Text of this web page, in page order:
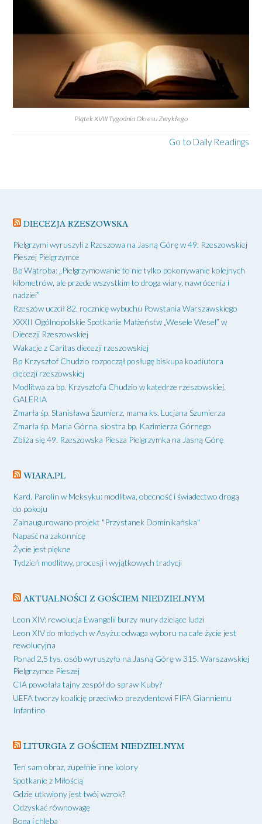
Piątek XVIII Tygodnia Okresu Zwykłego
Go to Daily Readings
DIECEZJA RZESZOWSKA
Pielgrzymi wyruszyli z Rzeszowa na Jasną Górę w 49. Rzeszowskiej
Pieszej Pielgrzymce
Bp Wątroba: „Pielgrzymowanie to nie tylko pokonywanie kolejnych
kilometrów, ale przede wszystkim to droga wiary, nawrócenia i
nadziei”
Rzeszów uczcił 82. rocznicę wybuchu Powstania Warszawskiego
XXXII Ogólnopolskie Spotkanie Małżeństw „Wesele Wesel” w
Diecezji Rzeszowskiej
Wakacje z Caritas diecezji rzeszowskiej
Bp Krzysztof Chudzio rozpoczął posługę biskupa koadiutora
diecezji rzeszowskiej
Modlitwa za bp. Krzysztofa Chudzio w katedrze rzeszowskiej.
GALERIA
Zmarła śp. Stanisława Szumierz, mama ks. Lucjana Szumierza
Zmarła śp. Maria Górna, siostra bp. Kazimierza Górnego
Zbliża się 49. Rzeszowska Piesza Pielgrzymka na Jasną Górę
WIARA.PL
Kard. Parolin w Meksyku: modlitwa, obecność i świadectwo drogą
do pokoju
Zainaugurowano projekt "Przystanek Dominikańska"
Napaść na zakonnicę
Życie jest piękne
Tydzień modlitwy, procesji i wyjątkowych tradycji
AKTUALNOŚCI Z GOŚCIEM NIEDZIELNYM
Leon XIV: rewolucja Ewangelii burzy mury dzielące ludzi
Leon XIV do młodych w Asyżu: odwaga wyboru na całe życie jest
rewolucyjna
Ponad 2,5 tys. osób wyruszyło na Jasną Górę w 315. Warszawskiej
Pielgrzymce Pieszej
CIA powołała tajny zespół do spraw Kuby?
UEFA tworzy koalicję przeciwko prezydentowi FIFA Gianniemu
Infantino
LITURGIA Z GOŚCIEM NIEDZIELNYM
Ten sam obraz, zupełnie inne kolory
Spotkanie z Miłością
Gdzie utkwiony jest twój wzrok?
Odzyskać równowagę
Boga i chleba